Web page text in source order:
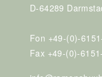
D-64289
Fon +49-(0)-
Fax +49-(0)-